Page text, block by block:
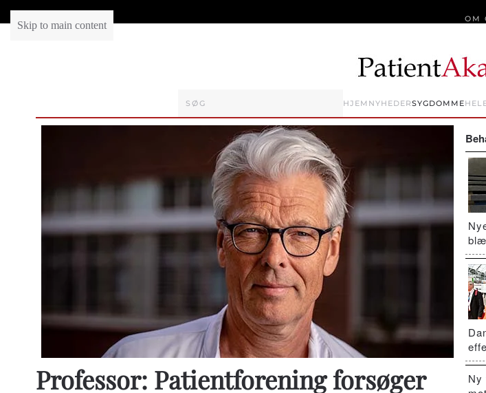
Skip to main content
OM
HJEM NYHEDERSYGDOMME
Professor: Patientforening forsøger
Ny